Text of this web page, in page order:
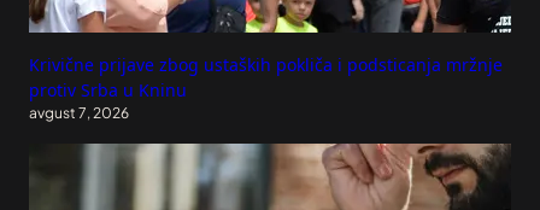
Krivične prijave zbog ustaških pokliča i podsticanja mržnje
protiv Srba u Kninu
avgust 7, 2026